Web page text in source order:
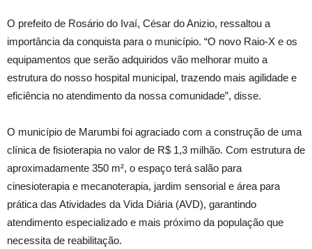
O prefeito de Rosário do Ivaí, César do Anizio, ressaltou a
importância da conquista para o município. “O novo Raio-X e os
equipamentos que serão adquiridos vão melhorar muito a
estrutura do nosso hospital municipal, trazendo mais agilidade e
eficiência no atendimento da nossa comunidade”, disse.
O município de Marumbi foi agraciado com a construção de uma
clínica de fisioterapia no valor de R$ 1,3 milhão. Com estrutura de
aproximadamente 350 m², o espaço terá salão para
cinesioterapia e mecanoterapia, jardim sensorial e área para
prática das Atividades da Vida Diária (AVD), garantindo
atendimento especializado e mais próximo da população que
necessita de reabilitação.